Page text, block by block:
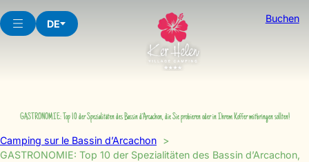
to
content
DE Buchen
GASTRONOMIE: Top 10 der Spezialitäten des Bassin d’Arcachon, die Sie probieren oder in Ihrem Koffer mitbringen sollten!
Camping sur le Bassin d’Arcachon
GASTRONOMIE: Top 10 der Spezialitäten des Bassin d’Arcachon,